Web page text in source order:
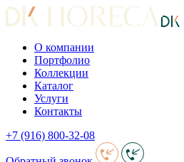
О компании
Портфолио
Коллекции
Каталог
Услуги
Контакты
+7 (916) 800-32-08